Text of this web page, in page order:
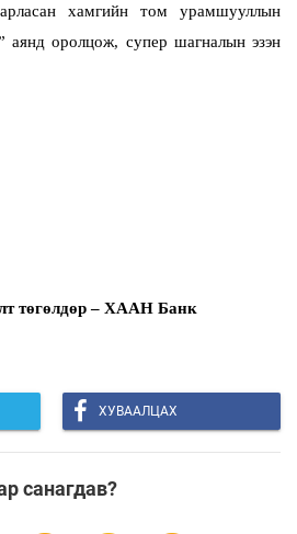
хамгийн том урамшууллын
аянд оролцож, супер шагналын эзэн
төгөлдөр – ХААН Банк
ХУВААЛЦАХ
санагдав?